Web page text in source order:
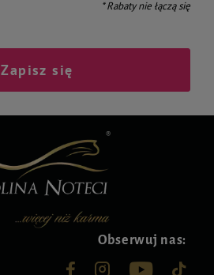
* Rabaty nie łączą się
Zapisz się
Obserwuj nas: